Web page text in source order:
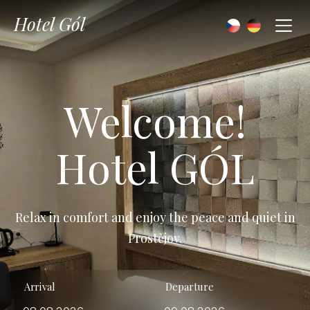
Welcome!
Hotel GÓL
Relax in comfort and enjoy the peace and quiet in
Prostějov.
Hotel Gól
Arrival Departure